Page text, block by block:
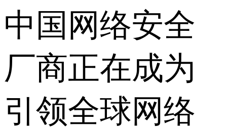
中国网络安全
厂商正在成为
引领全球网络